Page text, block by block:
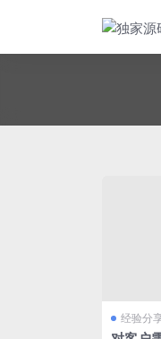
经验分